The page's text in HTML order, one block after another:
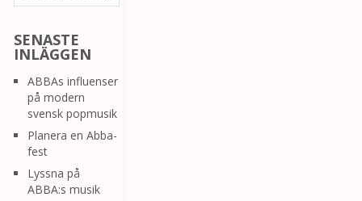
SENASTE
INLÄGGEN
ABBAs influenser
på modern
svensk popmusik
Planera en Abba-
fest
Lyssna på
ABBA:s musik